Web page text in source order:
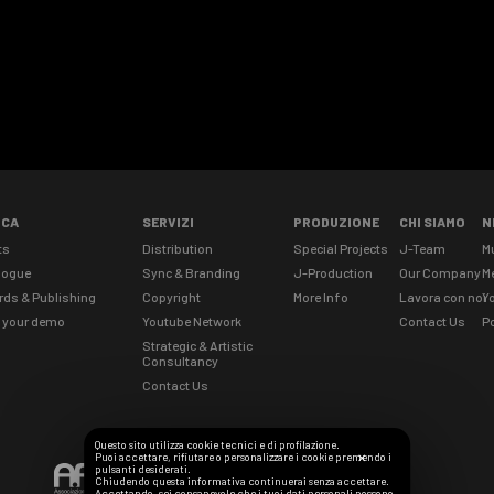
& Publishing
your demo
SERVIZI
Distribution
Sync & Branding
Copyright
Youtube Network
Strategic & Artistic
Consultancy
Contact Us
PRODUZIONE
Special Projects
J-Production
More Info
CHI SIAMO
J-Team
Our Company
Lavora con noi
Contact Us
✕
Questo sito utilizza cookie tecnici e di profilazione.
Puoi accettare, rifiutare o personalizzare i cookie premendo i
pulsanti desiderati.
Chiudendo questa informativa continuerai senza accettare.